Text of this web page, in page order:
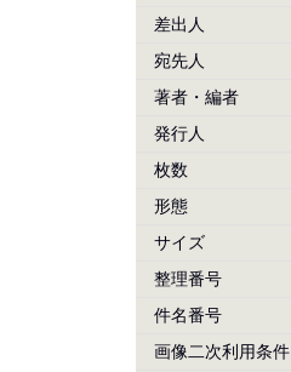
差出人
宛先人
著者・編者
発行人
枚数
形態
サイズ
整理番号
件名番号
画像二次利用条件